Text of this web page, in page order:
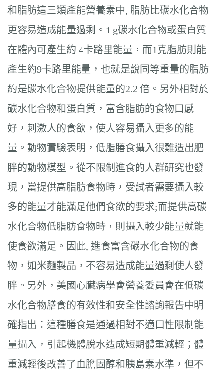
和脂肪這三類產能營養素中, 脂肪比碳水化合物
更容易造成能量過剩。1 g碳水化合物或蛋白質
在體內可產生約 4卡路里能量，而1克脂肪則能
產生約9卡路里能量，也就是說同等重量的脂肪
約是碳水化合物提供能量的2.2 倍。另外相對於
碳水化合物和蛋白質，富含脂肪的食物口感
好，刺激人的食欲，使人容易攝入更多的能
量。動物實驗表明，低脂膳食攝入很難造出肥
胖的動物模型。從不限制進食的人群研究也發
現，當提供高脂肪食物時，受試者需要攝入較
多的能量才能滿足他們食欲的要求;而提供高碳
水化合物低脂肪食物時，則攝入較少能量就能
使食欲滿足。因此, 進食富含碳水化合物的食
物，如米麵製品，不容易造成能量過剩使人發
胖。另外，美國心臟病學會營養委員會在低碳
水化合物膳食的有效性和安全性諮詢報告中明
確指出：這種膳食是通過相對不適口性限制能
量攝入，引起機體脫水造成短期體重減輕；體
重減輕後改善了血膽固醇和胰島素水準，但不